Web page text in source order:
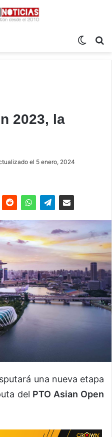
2023, la
el 5 enero, 2024
una nueva etapa
del PTO Asian Open